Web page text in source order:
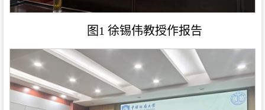
图1 徐锡伟教授作报告